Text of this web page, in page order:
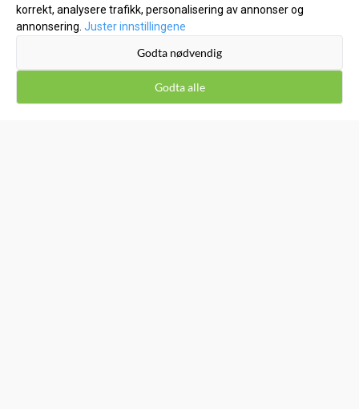
KUNDESERVICE
korrekt, analysere trafikk, personalisering av annonser og
annonsering. Juster innstillingene
Godta nødvendig
Godta alle